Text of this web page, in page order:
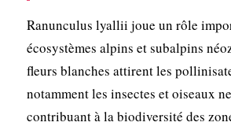
Ranunculus lyallii joue un rôle
écosystèmes alpins et subalpins
fleurs blanches attirent les
notamment les insectes et oiseaux
contribuant à la biodiversité des